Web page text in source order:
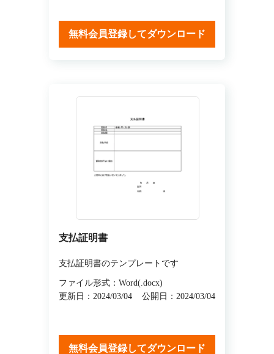
無料会員登録してダウンロード
支払証明書
支払証明書のテンプレートです
ファイル形式：Word(.docx)
更新日：2024/03/04
公開日：2024/03/04
無料会員登録してダウンロード